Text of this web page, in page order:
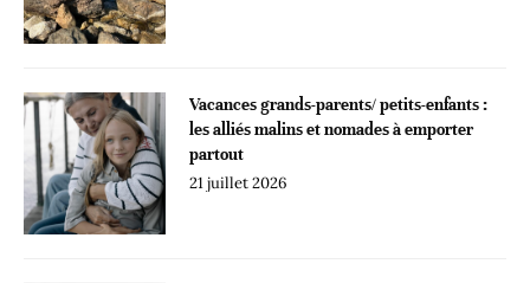
Vacances grands-parents/ petits-enfants :
les alliés malins et nomades à emporter
partout
21 juillet 2026